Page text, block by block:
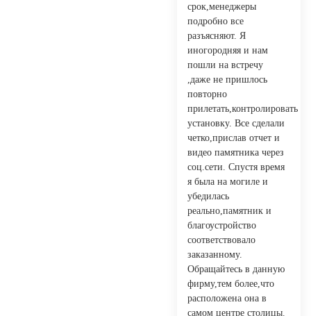
срок,менеджеры
подробно все
разъясняют. Я
иногородняя и нам
пошли на встречу
,даже не пришлось
повторно
прилетать,контролировать
установку. Все сделали
четко,прислав отчет и
видео памятника через
соц.сети. Спустя время
я была на могиле и
убедилась
реально,памятник и
благоустройство
соответствовало
заказанному.
Обращайтесь в данную
фирму,тем более,что
расположена она в
самом центре столицы.